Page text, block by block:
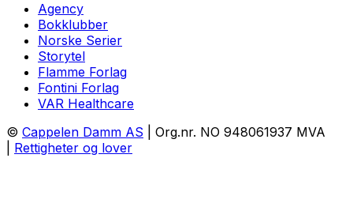
Agency
Bokklubber
Norske Serier
Storytel
Flamme Forlag
Fontini Forlag
VAR Healthcare
© Cappelen Damm AS | Org.nr. NO 948061937 MVA
Rettigheter og lover